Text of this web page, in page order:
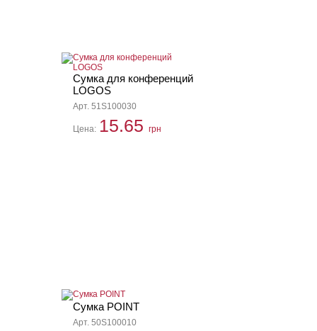
Сумка для конференций
LOGOS
Арт. 51S100030
Цена: 15.65 грн
Сумка POINT
Арт. 50S100010